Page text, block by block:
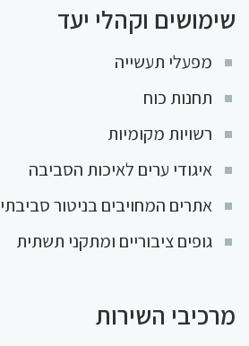
שימושים וקהלי יעד
מפעלי תעשייה
תחנות כוח
רשויות מקומיות
איגודי ערים לאיכות הסביבה
אתרים המחויבים בניטור סביבתי
גופים ציבוריים ומתקני תשתית
מרכיבי השירות